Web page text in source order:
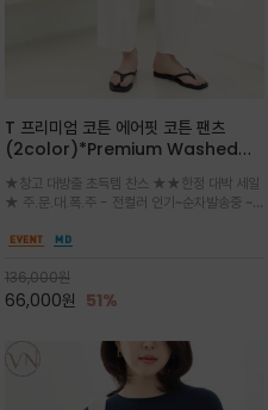
T 프리미엄 코튼 에어핏 코튼 팬츠
(2color)*Premium Washed
튼 소재로 한여름까지 쾌적하게 착용되
는 팬츠
★창고 대방출 초득템 찬스 ★★한정 대박 세일
★ 주.문.대.폭.주 - 전컬러 인기~순차발송중 ~
상의와도 잘 어우러져 데일리룩은 물론 세련된
136,000원
66,000원 51%